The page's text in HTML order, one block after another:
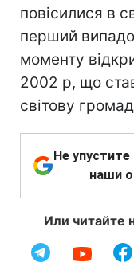
повісилися в
перший
моменту
2002 р, що
світову
Не
наши
Или читайте